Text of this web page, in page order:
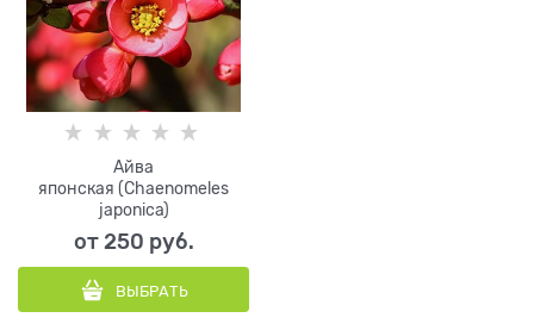
Айва
японская (Chaenomeles
japonica)
от 250 руб.
ВЫБРАТЬ